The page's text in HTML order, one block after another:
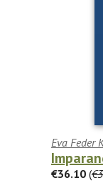
Eva Feder
€36.10 (